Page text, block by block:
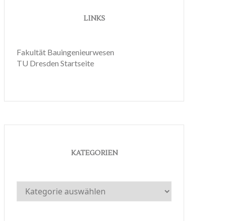
LINKS
Fakultät Bauingenieurwesen
TU Dresden Startseite
KATEGORIEN
Kategorien